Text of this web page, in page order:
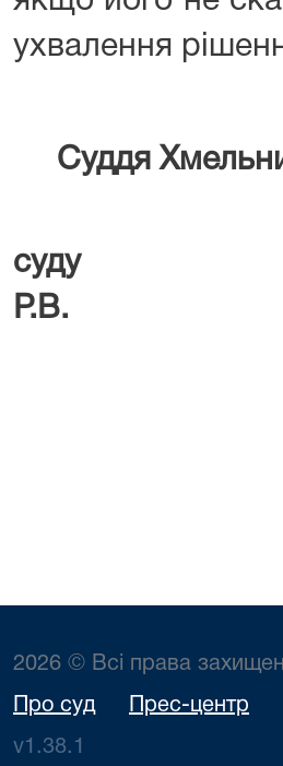
ухвалення
Суддя
Р.В.
2026 © Всі права
Про суд Прес-центр
v1.38.1